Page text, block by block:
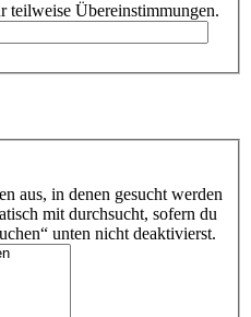
teilweise Übereinstimmungen.
aus, in denen gesucht werden
mit durchsucht, sofern du
unten nicht deaktivierst.